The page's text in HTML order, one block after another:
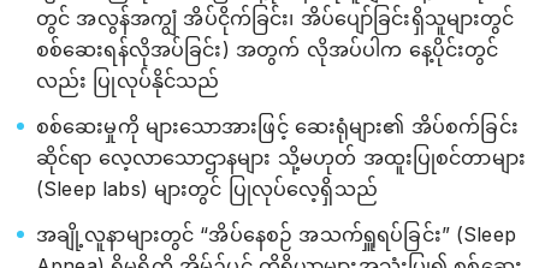
တွင် အလွန်အကျွံ အိပ်ငိုက်ခြင်း၊ အိပ်ပျော်ခြင်းရှိသူများတွင်
စစ်ဆေးရန်လိုအပ်ခြင်း) အတွက် လိုအပ်ပါက နေ့ပိုင်းတွင်
လည်း ပြုလုပ်နိုင်သည်
စစ်ဆေးမှုကို များသောအားဖြင့် ဆေးရုံများ၏ အိပ်စက်ခြင်း
ဆိုင်ရာ လေ့လာသောဌာနများ သို့မဟုတ် အထူးပြုစင်တာများ
(Sleep labs) များတွင် ပြုလုပ်လေ့ရှိသည်
အချို့လူနာများတွင် “အိပ်နေစဉ် အသက်ရှူရပ်ခြင်း” (Sleep